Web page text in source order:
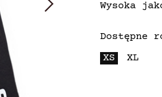
Wysoka
Dostępne
XS
XL